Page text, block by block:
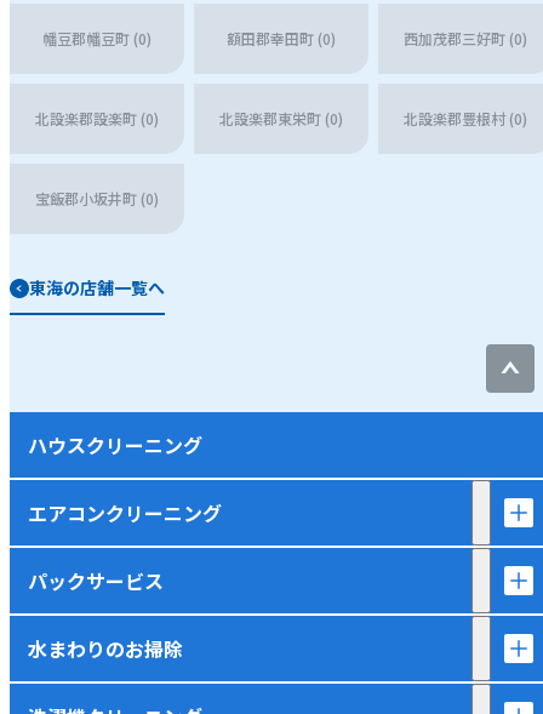
幡豆郡幡豆町 (0) 額田郡幸田町 (0) 西加茂郡三好町 (0)
北設楽郡設楽町 (0) 北設楽郡東栄町 (0) 北設楽郡豊根村 (0)
宝飯郡小坂井町 (0)
東海の店舗一覧へ
ハウスクリーニング
エアコンクリーニング
パックサービス
水まわりのお掃除